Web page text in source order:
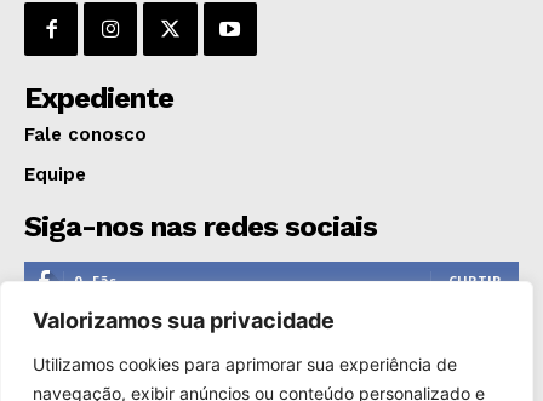
Valorizamos sua privacidade
Utilizamos cookies para aprimorar sua experiência de
navegação, exibir anúncios ou conteúdo personalizado e
Expediente
Fale conosco
Equipe
Siga-nos nas redes sociais
0 Fãs CURTIR
0 Seguidores